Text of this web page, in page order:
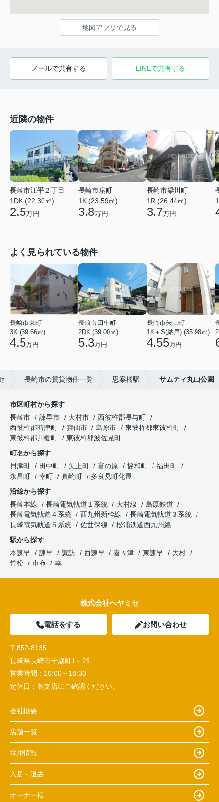
地図アプリで見る
メールで共有する LINEで共有する
近隣の物件
長崎市江平２丁目
1DK (22.30㎡)
2.5万円
長崎市扇町
1K (23.59㎡)
3.8万円
長崎市梁川町
1R (26.44㎡)
3.7万円
よく見られている物件
長崎市東町
3K (39.66㎡)
4.5万円
長崎市田中町
2DK (39.00㎡)
5.3万円
長崎市矢上町
1K＋S(納戸) (35.98㎡)
4.55万円
長崎市の賃貸物件一覧 思案橋駅 サムティ丸山公園
市区町村から探す
長崎市
諫早市 大村市
西彼杵郡長与町
西彼杵郡時津町
雲仙市 島原市
東彼杵郡東彼杵町
東彼杵郡川棚町
東彼杵郡波佐見町
町名から探す
貝津町
田中町 矢上町 富の原 協和町
福田町
永昌町
幸町 真崎町
多良見町化屋
沿線から探す
長崎本線
長崎電気軌道１系統 大村線
島原鉄道
長崎電気軌道４系統
西九州新幹線
長崎電気軌道３系統
長崎電気軌道５系統
佐世保線
松浦鉄道西九州線
駅から探す
本諫早
諫早 諏訪 西諫早 喜々津 東諫早
大村
竹松
市布 幸
株式会社ヘヤミセ
電話をする お問い合わせ
〒852-8135
長崎県長崎市千歳町1－25
営業時間： 10:00～18:30
定休日： 各支店にご確認ください。
会社概要
店舗一覧
採用情報
入居・退去
オーナー様